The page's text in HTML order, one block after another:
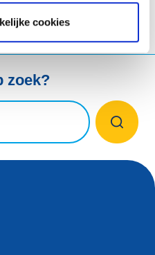
cookies
zoek?